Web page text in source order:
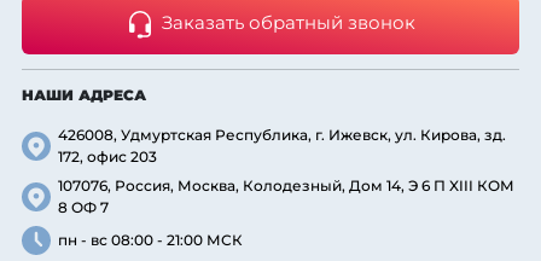
Заказать обратный звонок
НАШИ АДРЕСА
426008, Удмуртская Республика, г. Ижевск, ул. Кирова, зд.
172, офис 203
107076, Россия, Москва, Колодезный, Дом 14, Э 6 П XIII КОМ
8 ОФ 7
пн - вс 08:00 - 21:00 МСК